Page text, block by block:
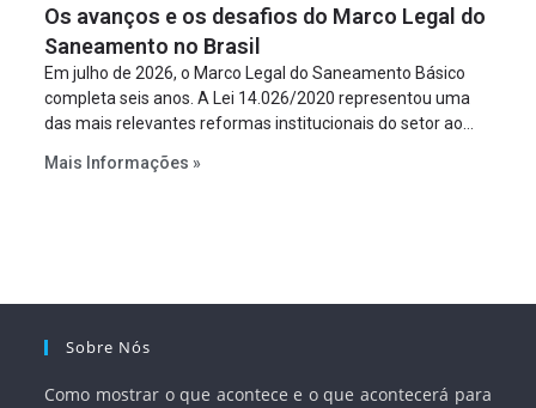
projeto a projeto.
Os avanços e os desafios do Marco Legal do
Saneamento no Brasil
Em julho de 2026, o Marco Legal do Saneamento Básico
completa seis anos. A Lei 14.026/2020 representou uma
das mais relevantes reformas institucionais do setor ao
serviços, ampliar a participação da iniciativa privada,
Mais Informações »
Sobre Nós
Como mostrar o que acontece e o que acontecerá para